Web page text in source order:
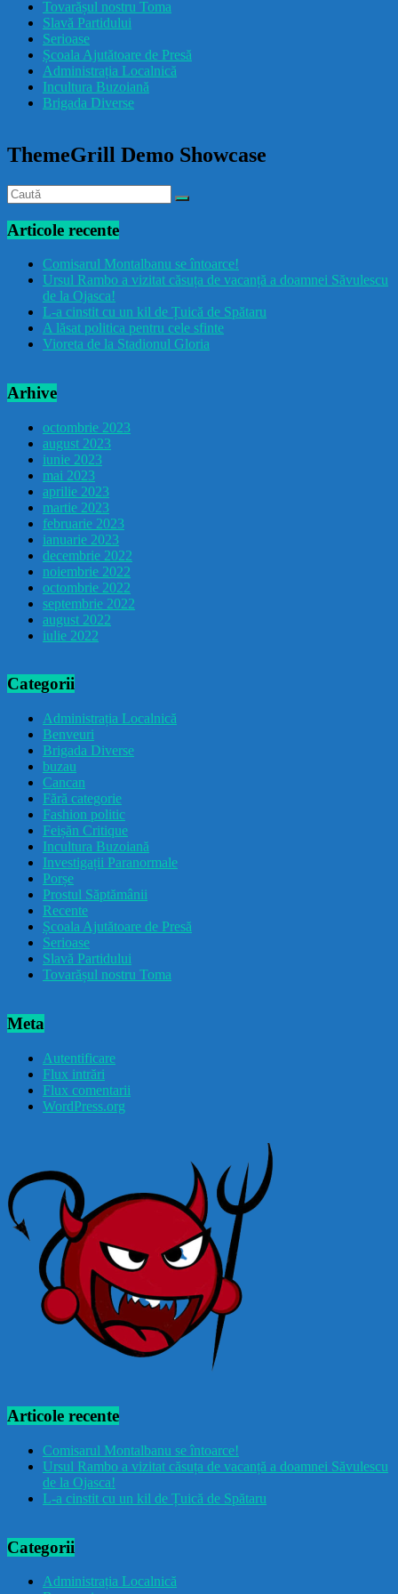
drăcușorulbuzoian
Tovarășul nostru Toma
Slavă Partidului
Serioase
Școala Ajutătoare de Presă
Administrația Localnică
Incultura Buzoiană
Brigada Diverse
ThemeGrill Demo Showcase
Articole recente
Comisarul Montalbanu se întoarce!
Ursul Rambo a vizitat căsuța de vacanță a doamnei Săvulescu
de la Ojasca!
L-a cinstit cu un kil de Țuică de Spătaru
A lăsat politica pentru cele sfinte
Vioreta de la Stadionul Gloria
Arhive
octombrie 2023
august 2023
iunie 2023
mai 2023
aprilie 2023
martie 2023
februarie 2023
ianuarie 2023
decembrie 2022
noiembrie 2022
octombrie 2022
septembrie 2022
august 2022
iulie 2022
Categorii
Administrația Localnică
Benveuri
Brigada Diverse
buzau
Cancan
Fără categorie
Fashion politic
Feișăn Critique
Incultura Buzoiană
Investigații Paranormale
Porșe
Prostul Săptămânii
Recente
Școala Ajutătoare de Presă
Serioase
Slavă Partidului
Tovarășul nostru Toma
Meta
Autentificare
Flux intrări
Flux comentarii
WordPress.org
Articole recente
Comisarul Montalbanu se întoarce!
Ursul Rambo a vizitat căsuța de vacanță a doamnei Săvulescu
de la Ojasca!
L-a cinstit cu un kil de Țuică de Spătaru
Categorii
Administrația Localnică